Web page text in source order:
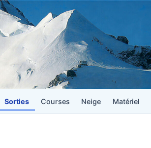
Sorties Courses Neige Matériel